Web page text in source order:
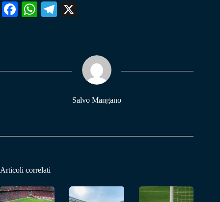
Fa W
pp
Te
m
Salvo Mangano
Articoli correlati